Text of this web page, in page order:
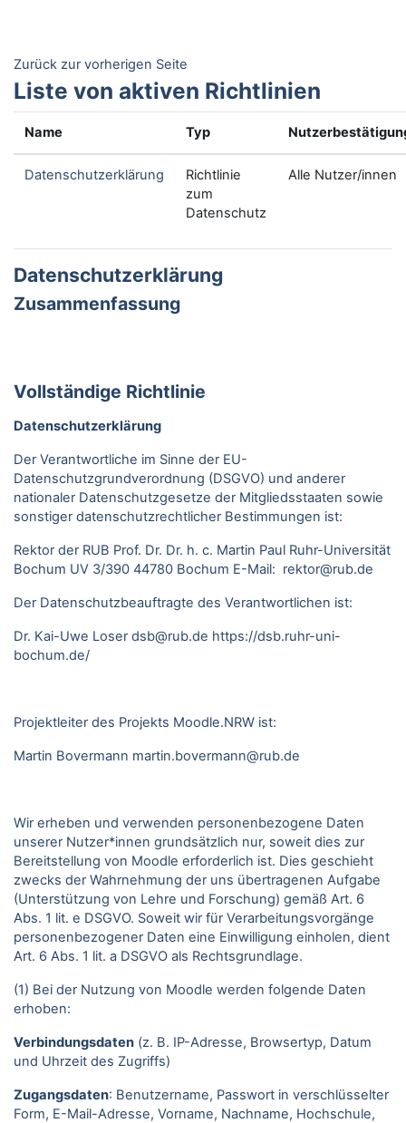
Zurück zur vorherigen Seite
Liste von aktiven Richtlinien
Name Typ
Datenschutzerklärung
Richtlinie
zum
Datenschutz
Alle Nutzer/innen
Datenschutzerklärung
Zusammenfassung
Vollständige Richtlinie
Datenschutzerklärung
Der Verantwortliche im Sinne der EU-
Datenschutzgrundverordnung (DSGVO) und anderer
nationaler Datenschutzgesetze der Mitgliedsstaaten sowie
sonstiger datenschutzrechtlicher Bestimmungen ist:
Rektor der RUB Prof. Dr. Dr. h. c. Martin Paul Ruhr-Universität
Bochum UV 3/390 44780 Bochum E-Mail: rektor@rub.de
Der Datenschutzbeauftragte des Verantwortlichen ist:
Dr. Kai-Uwe Loser dsb@rub.de https://dsb.ruhr-uni-
bochum.de/
Projektleiter des Projekts Moodle.NRW ist:
Martin Bovermann martin.bovermann@rub.de
Wir erheben und verwenden personenbezogene Daten
unserer Nutzer*innen grundsätzlich nur, soweit dies zur
Bereitstellung von Moodle erforderlich ist. Dies geschieht
zwecks der Wahrnehmung der uns übertragenen Aufgabe
(Unterstützung von Lehre und Forschung) gemäß Art. 6
Abs. 1 lit. e DSGVO. Soweit wir für Verarbeitungsvorgänge
personenbezogener Daten eine Einwilligung einholen, dient
Art. 6 Abs. 1 lit. a DSGVO als Rechtsgrundlage.
(1) Bei der Nutzung von Moodle werden folgende Daten
erhoben:
Verbindungsdaten (z. B. IP-Adresse, Browsertyp, Datum
und Uhrzeit des Zugriffs)
Zugangsdaten: Benutzername, Passwort in verschlüsselter
Form, E-Mail-Adresse, Vorname, Nachname, Hochschule,